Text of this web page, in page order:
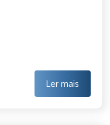
Ler mais